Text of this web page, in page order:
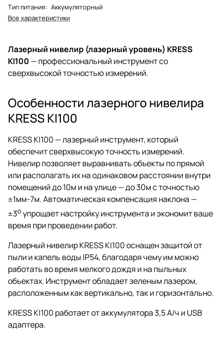
Тип питания: Аккумуляторный
Все характеристики
Лазерный нивелир (лазерный уровень) KRESS
KI100 — профессиональный инструмент со
сверхвысокой точностью измерений.
Особенности лазерного нивелира
KRESS KI100
KRESS KI100 — лазерный инструмент, который
обеспечит сверхвысокую точность измерений.
Нивелир позволяет выравнивать объекты по прямой
или располагать их на одинаковом расстоянии внутри
помещений до 10м и на улице — до 30м с точностью
±1мм-7м. Автоматическая компенсация наклона —
±3oупрощает настройку инструмента и экономит ваше
время при проведении работ.
Лазерный нивелир KRESS KI100 оснащен защитой от
пыли и капель воды IP54, благодаря чему им можно
работать во время мелкого дождя и на пыльных
объектах. Инструмент обладает зеленым лазером,
расположенным как вертикально, так и горизонтально.
KRESS KI100 работает от аккумулятора 3,5 А/ч и USB
адаптера.